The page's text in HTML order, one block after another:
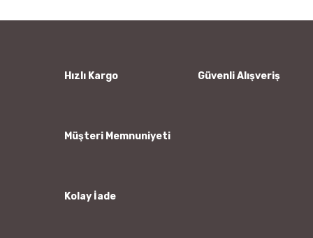
Ürün bilgilerinde hatalar bulunuyor.
Hızlı Kargo Güvenli Alışveriş
Müşteri Memnuniyeti
Kolay İade